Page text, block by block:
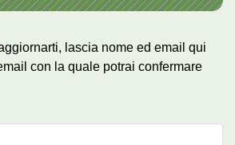
lascia nome ed email qui
con la quale potrai confermare